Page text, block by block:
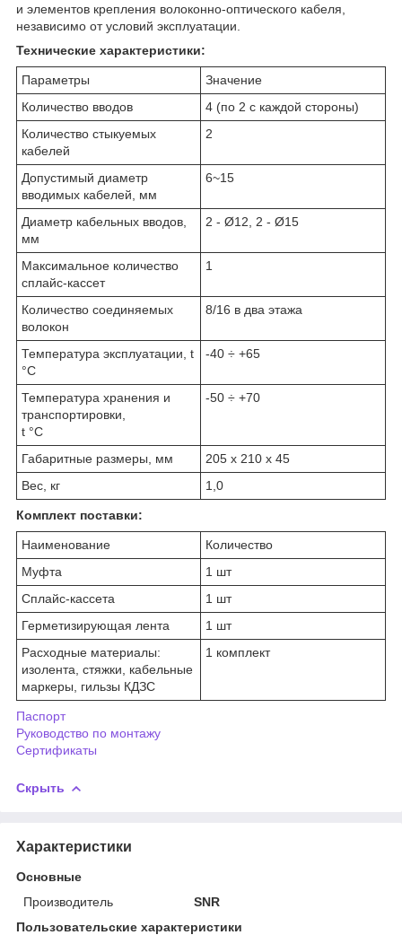
и элементов крепления волоконно-оптического кабеля,
независимо от условий эксплуатации.
Технические характеристики:
Параметры
Значение
Количество вводов
4 (по 2 с каждой стороны)
Количество стыкуемых
кабелей
2
Допустимый диаметр
вводимых кабелей, мм
6~15
Диаметр кабельных вводов,
мм
2 - Ø12, 2 - Ø15
Максимальное количество
сплайс-кассет
1
Количество соединяемых
волокон
8/16 в два этажа
Температура эксплуатации, t
°С
-40 ÷ +65
Температура хранения и
транспортировки,
t °С
-50 ÷ +70
Габаритные размеры, мм
205 х 210 х 45
Вес, кг
1,0
Комплект поставки:
Наименование
Количество
Муфта
1 шт
Сплайс-кассета
1 шт
Герметизирующая лента
1 шт
Расходные материалы:
изолента, стяжки, кабельные
маркеры, гильзы КДЗС
1 комплект
Паспорт
Руководство по монтажу
Сертификаты
Скрыть
Характеристики
Основные
Производитель
SNR
Пользовательские характеристики